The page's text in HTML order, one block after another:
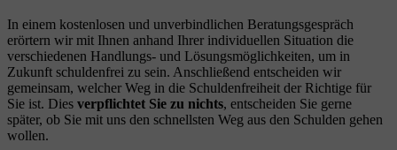
In einem kostenlosen und unverbindlichen Beratungsgespräch
erörtern wir mit Ihnen anhand Ihrer individuellen Situation die
verschiedenen Handlungs- und Lösungsmöglichkeiten, um in
Zukunft schuldenfrei zu sein. Anschließend entscheiden wir
gemeinsam, welcher Weg in die Schuldenfreiheit der Richtige für
Sie ist. Dies verpflichtet Sie zu nichts, entscheiden Sie gerne
später, ob Sie mit uns den schnellsten Weg aus den Schulden gehen
wollen.